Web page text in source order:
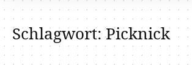
Schlagwort:Picknick